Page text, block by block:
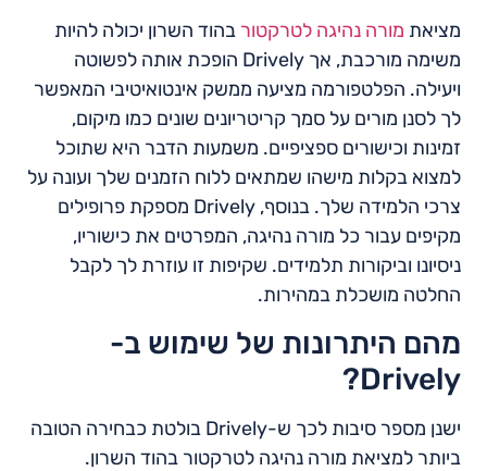
מציאת מורה נהיגה לטרקטור בהוד השרון יכולה להיות
משימה מורכבת, אך Drively הופכת אותה לפשוטה
ויעילה. הפלטפורמה מציעה ממשק אינטואיטיבי המאפשר
לך לסנן מורים על סמך קריטריונים שונים כמו מיקום,
זמינות וכישורים ספציפיים. משמעות הדבר היא שתוכל
למצוא בקלות מישהו שמתאים ללוח הזמנים שלך ועונה על
צרכי הלמידה שלך. בנוסף, Drively מספקת פרופילים
מקיפים עבור כל מורה נהיגה, המפרטים את כישוריו,
ניסיונו וביקורות תלמידים. שקיפות זו עוזרת לך לקבל
החלטה מושכלת במהירות.
מהם היתרונות של שימוש ב-
Drively?
ישנן מספר סיבות לכך ש-Drively בולטת כבחירה הטובה
ביותר למציאת מורה נהיגה לטרקטור בהוד השרון.